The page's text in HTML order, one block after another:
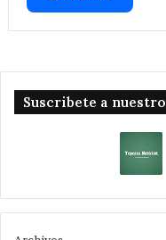
Suscribete a